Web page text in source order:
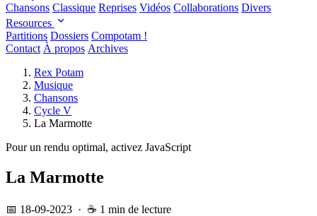
Chansons Classique Reprises Vidéos Collaborations Divers
Resources
Partitions Dossiers Compotam !
Contact À propos Archives
Rex Potam
Musique
Chansons
Cycle V
La Marmotte
Pour un rendu optimal, activez JavaScript
La Marmotte
📅 18-09-2023 · ☕ 1 min de lecture